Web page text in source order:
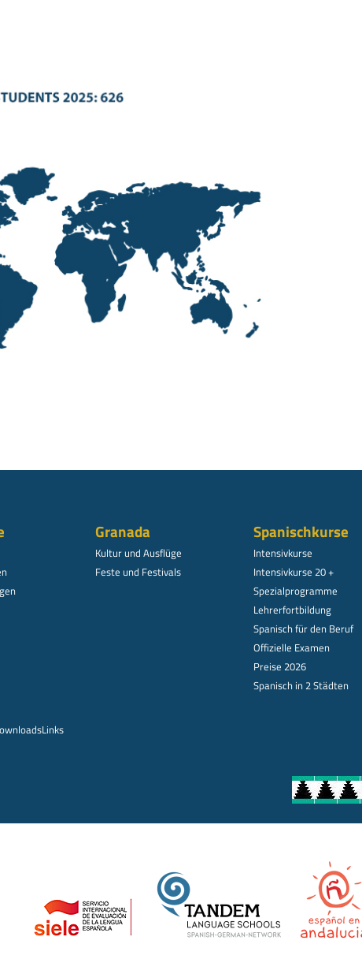
Granada
Kultur und Ausflüge
Feste und Festivals
Spanischkurse
Intensivkurse
Intensivkurse 20 +
Spezialprogramme
Lehrerfortbildung
Spanisch für den Beruf
Offizielle Examen
Preise 2026
Spanisch in 2 Städten
Links